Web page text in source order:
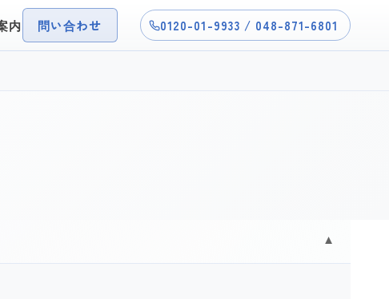
内 問い合わせ 0120-01-9933 / 048-871-6801
▼